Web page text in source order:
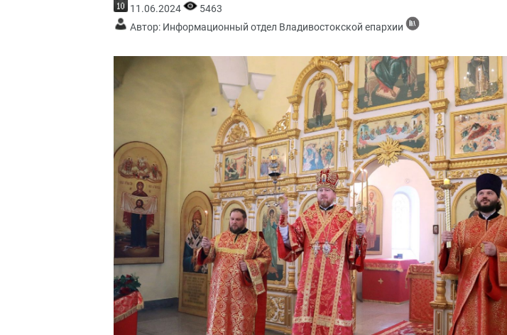
11.06.2024
5463
Автор: Информационный отдел Владивостокской епархии